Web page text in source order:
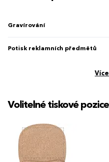
Gravírování
Potisk reklamních předmětů
Volitelné tiskové pozice